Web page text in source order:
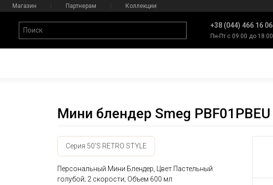
Магазин Партнерам Коллекции
+38 (044) 466 16 06
Пн-Пт с 09:00 до 18:00
Мини блендер Smeg PBF01PBEU
Серия 50'S RETRO STYLE
Персональный Мини Блендер, Цвет Пастельный
голубой; 2 скорости; Объем 600 мл